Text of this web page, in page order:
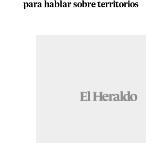
para hablar sobre territorios